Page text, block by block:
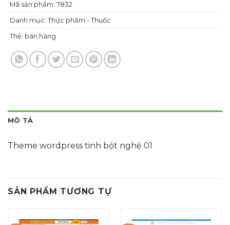
Mã sản phẩm:7832
Danh mục:Thực phẩm - Thuốc
Thẻ: bán hàng
MÔ TẢ
Theme wordpress tinh bột nghệ 01
SẢN PHẨM TƯƠNG TỰ